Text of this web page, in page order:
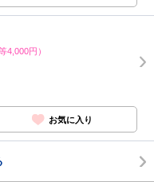
4,000円）
お気に入り